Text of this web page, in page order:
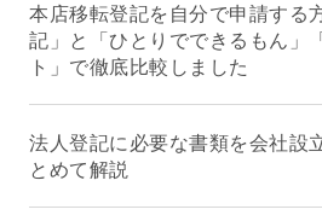
本店移転登記を自分で申請する
記」と「ひとりでできるもん」
ト」で徹底比較しました
法人登記に必要な書類を会社設
とめて解説